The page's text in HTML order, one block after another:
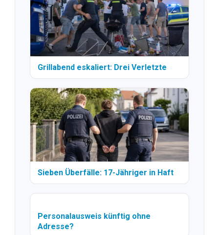
Grillabend eskaliert: Drei Verletzte
Sieben Überfälle: 17-Jähriger in Haft
Personalausweis künftig ohne
Adresse?